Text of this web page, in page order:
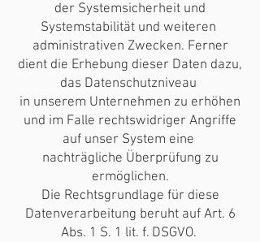
der Systemsicherheit und
Systemstabilität und weiteren
administrativen Zwecken. Ferner
dient die Erhebung dieser Daten dazu,
das Datenschutzniveau
in unserem Unternehmen zu erhöhen
und im Falle rechtswidriger Angriffe
auf unser System eine
nachträgliche Überprüfung zu
ermöglichen.
Die Rechtsgrundlage für diese
Datenverarbeitung beruht auf Art. 6
Abs. 1 S. 1 lit. f. DSGVO.